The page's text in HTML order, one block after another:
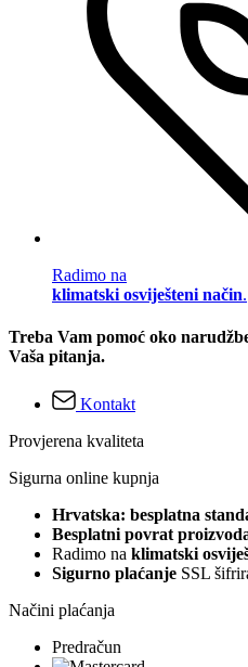
Radimo na
klimatski osviješteni način.
Treba Vam pomoć oko
Vaša pitanja.
Kontakt
Provjerena kvaliteta
Sigurna online kupnja
Hrvatska: besplatna
Besplatni povrat
Radimo na klimatski
Sigurno plaćanje SSL
Načini plaćanja
Predračun